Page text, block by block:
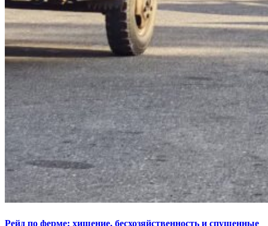
Рейд по ферме: хищение, бесхозяйственность и спущенные